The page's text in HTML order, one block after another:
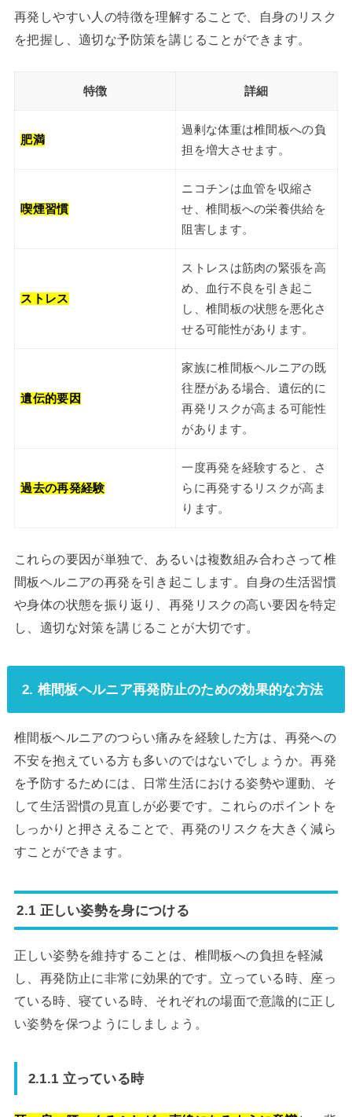
再発しやすい人の特徴を理解することで、自身のリスク
を把握し、適切な予防策を講じることができます。
特徴 詳細
肥満
過剰な体重は椎間板への負
担を増大させます。
喫煙習慣
ニコチンは血管を収縮さ
せ、椎間板への栄養供給を
阻害します。
ストレス
ストレスは筋肉の緊張を高
め、血行不良を引き起こ
し、椎間板の状態を悪化さ
せる可能性があります。
遺伝的要因
家族に椎間板ヘルニアの既
往歴がある場合、遺伝的に
再発リスクが高まる可能性
があります。
過去の再発経験
一度再発を経験すると、さ
らに再発するリスクが高ま
ります。
これらの要因が単独で、あるいは複数組み合わさって椎
間板ヘルニアの再発を引き起こします。自身の生活習慣
や身体の状態を振り返り、再発リスクの高い要因を特定
し、適切な対策を講じることが大切です。
2. 椎間板ヘルニア再発防止のための効果的な方法
椎間板ヘルニアのつらい痛みを経験した方は、再発への
不安を抱えている方も多いのではないでしょうか。再発
を予防するためには、日常生活における姿勢や運動、そ
して生活習慣の見直しが必要です。これらのポイントを
しっかりと押さえることで、再発のリスクを大きく減ら
すことができます。
2.1 正しい姿勢を身につける
正しい姿勢を維持することは、椎間板への負担を軽減
し、再発防止に非常に効果的です。立っている時、座っ
ている時、寝ている時、それぞれの場面で意識的に正し
い姿勢を保つようにしましょう。
2.1.1 立っている時